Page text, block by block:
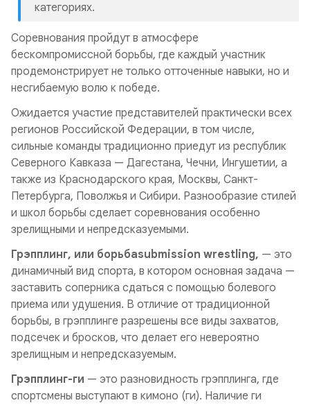
категориях.
Соревнования пройдут в атмосфере
бескомпромиссной борьбы, где каждый участник
продемонстрирует не только отточенные навыки, но и
несгибаемую волю к победе.
Ожидается участие представителей практически всех
регионов Российской Федерации, в том числе,
сильные команды традиционно приедут из республик
Северного Кавказа — Дагестана, Чечни, Ингушетии, а
также из Краснодарского края, Москвы, Санкт-
Петербурга, Поволжья и Сибири. Разнообразие стилей
и школ борьбы сделает соревнования особенно
зрелищными и непредсказуемыми.
Грэпплинг, или борьбаsubmission wrestling, — это
динамичный вид спорта, в котором основная задача —
заставить соперника сдаться с помощью болевого
приема или удушения. В отличие от традиционной
борьбы, в грэпплинге разрешены все виды захватов,
подсечек и бросков, что делает его невероятно
зрелищным и непредсказуемым.
Грэпплинг-ги — это разновидность грэпплинга, где
спортсмены выступают в кимоно (ги). Наличие ги